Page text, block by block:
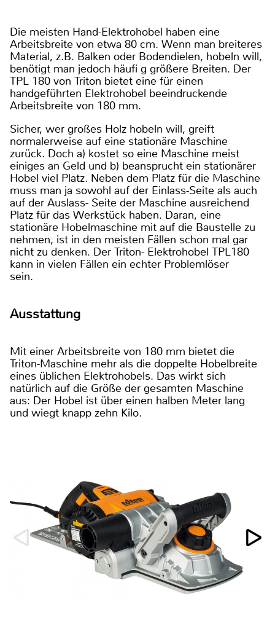
Die meisten Hand-Elektrohobel haben eine
Arbeitsbreite von etwa 80 cm. Wenn man breiteres
Material, z.B. Balken oder Bodendielen, hobeln will,
benötigt man jedoch häufi g größere Breiten. Der
TPL 180 von Triton bietet eine für einen
handgeführten Elektrohobel beeindruckende
Arbeitsbreite von 180 mm.
Sicher, wer großes Holz hobeln will, greift
normalerweise auf eine stationäre Maschine
zurück. Doch a) kostet so eine Maschine meist
einiges an Geld und b) beansprucht ein stationärer
Hobel viel Platz. Neben dem Platz für die Maschine
muss man ja sowohl auf der Einlass-Seite als auch
auf der Auslass- Seite der Maschine ausreichend
Platz für das Werkstück haben. Daran, eine
stationäre Hobelmaschine mit auf die Baustelle zu
nehmen, ist in den meisten Fällen schon mal gar
nicht zu denken. Der Triton- Elektrohobel TPL180
kann in vielen Fällen ein echter Problemlöser
sein.
Ausstattung
Mit einer Arbeitsbreite von 180 mm bietet die
Triton-Maschine mehr als die doppelte Hobelbreite
eines üblichen Elektrohobels. Das wirkt sich
natürlich auf die Größe der gesamten Maschine
aus: Der Hobel ist über einen halben Meter lang
und wiegt knapp zehn Kilo.